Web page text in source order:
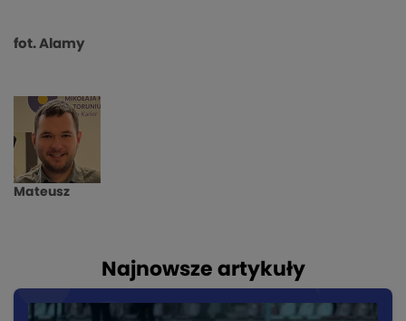
fot. Alamy
Mateusz
Najnowsze artykuły